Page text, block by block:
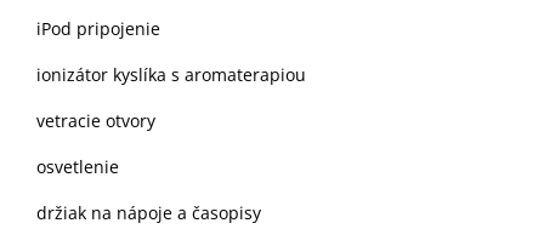
iPod pripojenie
ionizátor kyslíka s aromaterapiou
vetracie otvory
osvetlenie
držiak na nápoje a časopisy